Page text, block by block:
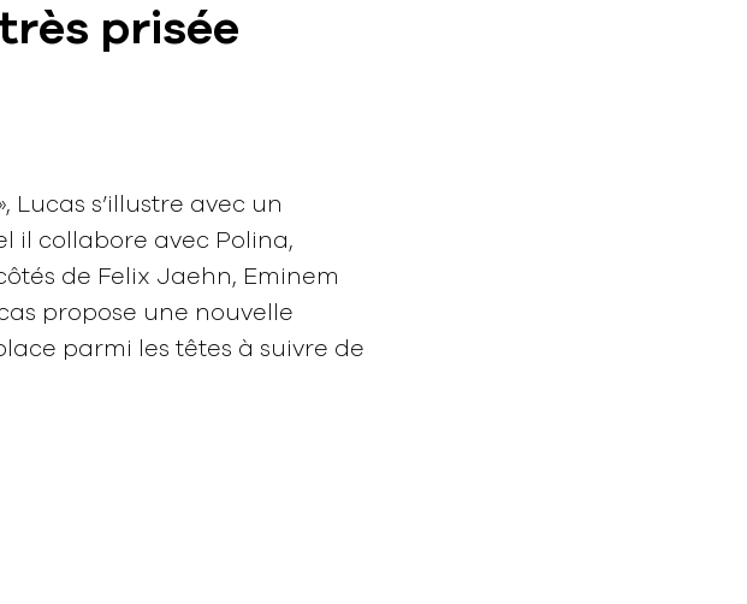
prisée
Lucas s’illustre avec un
il collabore avec Polina,
de Felix Jaehn, Eminem
propose une nouvelle
parmi les têtes à suivre de